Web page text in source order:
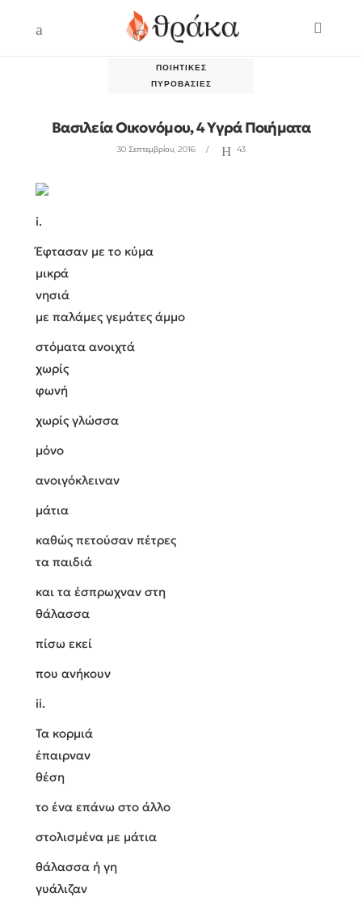
ΠΟΙΗΤΙΚΈΣ
ΠΥΡΟΒΑΣΊΕΣ
Βασιλεία Οικονόμου, 4 Υγρά Ποιήματα
30 Σεπτεμβρίου, 2016 43
i.
Έφτασαν με το κύμα
μικρά
νησιά
με παλάμες γεμάτες άμμο
στόματα ανοιχτά
χωρίς
φωνή
χωρίς γλώσσα
μόνο
ανοιγόκλειναν
μάτια
καθώς πετούσαν πέτρες
τα παιδιά
και τα έσπρωχναν στη
θάλασσα
πίσω εκεί
που ανήκουν
ii.
Τα κορμιά
έπαιρναν
θέση
το ένα επάνω στο άλλο
στολισμένα με μάτια
θάλασσα ή γη
γυάλιζαν